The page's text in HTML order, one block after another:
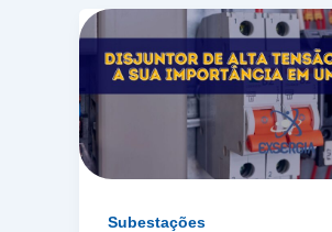
Subestações